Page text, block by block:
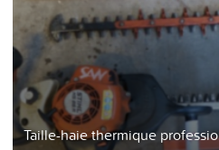
Taille-haie thermique